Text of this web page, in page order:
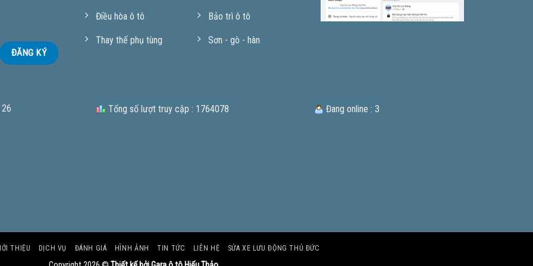
Điều hòa ô tô
Thay thế phụ tùng
Bảo trì ô tô
Sơn - gò - hàn
Tổng số lượt truy cập : 1764078 Đang online : 3
THIỆU DỊCH VỤ ĐÁNH GIÁ HÌNH ẢNH TIN TỨC LIÊN HỆ SỬA XE LƯU ĐỘNG THỦ ĐỨC